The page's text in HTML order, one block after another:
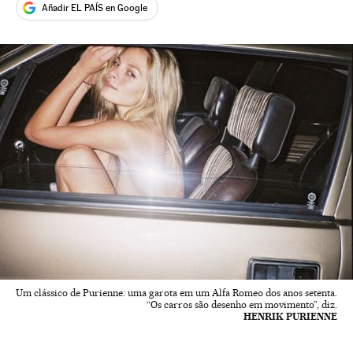
Añadir EL PAÍS en Google
Um clássico de Purienne: uma garota em um Alfa Romeo dos anos setenta.
“Os carros são desenho em movimento”, diz.
HENRIK PURIENNE